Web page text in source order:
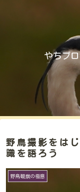
やちブ
野鳥撮影をは
識を語ろう
野鳥観察の極意